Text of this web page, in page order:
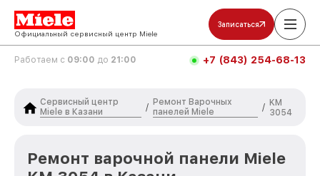
Официальный сервисный центр Miele
Записаться
Работаем с 09:00 до 21:00 +7 (843) 254-68-13
Сервисный центр
Miele в Казани
/
Ремонт Варочных
панелей Miele
/ KM
3054
Ремонт варочной панели Miele